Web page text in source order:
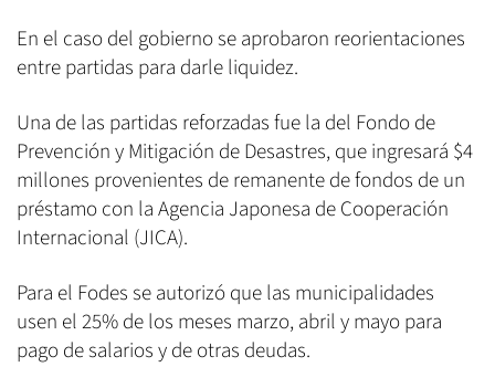
En el caso del gobierno se aprobaron reorientaciones
entre partidas para darle liquidez.
Una de las partidas reforzadas fue la del Fondo de
Prevención y Mitigación de Desastres, que ingresará $4
millones provenientes de remanente de fondos de un
préstamo con la Agencia Japonesa de Cooperación
Internacional (JICA).
Para el Fodes se autorizó que las municipalidades
usen el 25% de los meses marzo, abril y mayo para
pago de salarios y de otras deudas.